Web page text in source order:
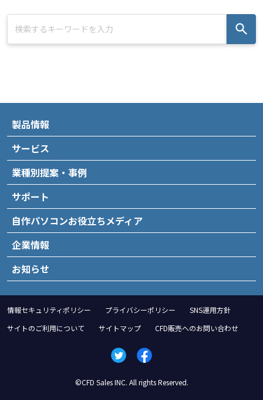
製品情報
サービス
業種別提案・事例
サポート
自作パソコンお役立ちメディア
企業情報
お知らせ
情報セキュリティポリシー プライバシーポリシー
SNS運用方針
サイトのご利用について
サイトマップ CFD販売へのお問い合わせ
©CFD Sales INC. All rights Reserved.